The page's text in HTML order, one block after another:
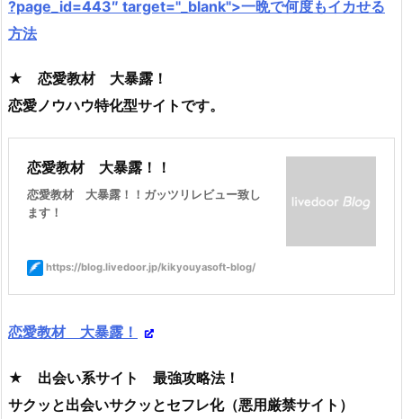
?page_id=443″ target="_blank">一晩で何度もイカせる
方法
★ 恋愛教材 大暴露！
恋愛ノウハウ特化型サイトです。
恋愛教材 大暴露！！
恋愛教材 大暴露！！ガッツリレビュー致し
ます！
https://blog.livedoor.jp/kikyouyasoft-blog/
恋愛教材 大暴露！
★ 出会い系サイト 最強攻略法！
サクッと出会いサクッとセフレ化（悪用厳禁サイト）